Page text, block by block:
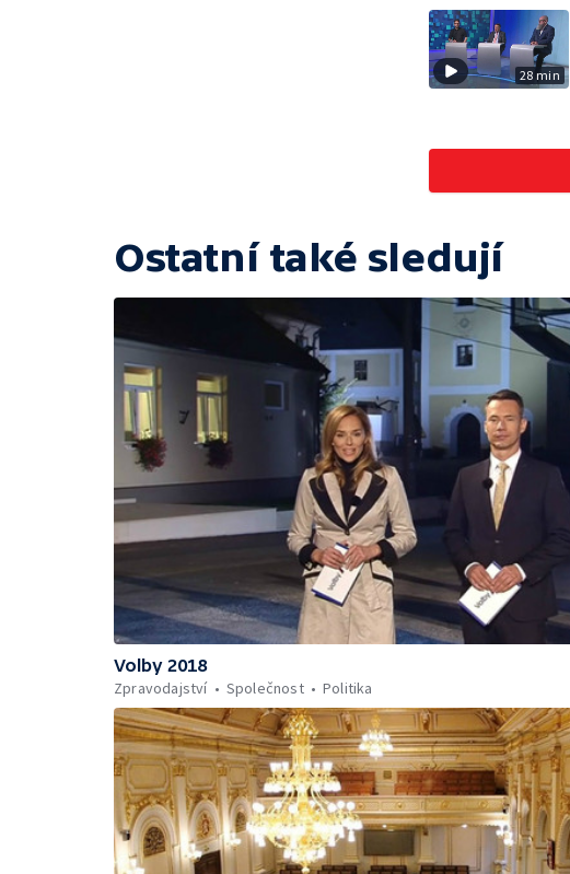
28 min
Ostatní také sledují
Volby 2018
Zpravodajství
Společnost Politika